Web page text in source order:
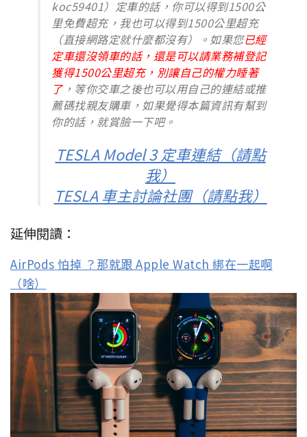
koc59401）定車的話，你可以得到1500公
里免費超充，我也可以得到1500公里超充
（直接網路定就什麼都沒有）。如果您已經
定車還沒領車的話，還是可以請業務補登記
獲得1500公里超充，別讓自己的權力睡著
了，等你交車之後也可以用自己的連結或推
薦碼找親友購車，如果覺得本篇資訊有幫到
你的話，就賞臉一下吧。
TESLA Model 3 定車連結（請點
我）
TESLA 車主討論社團（請點我）
延伸閱讀：
AirPods 怕掉 ？那就跟 Apple Watch 綁在一起啊
（啥）